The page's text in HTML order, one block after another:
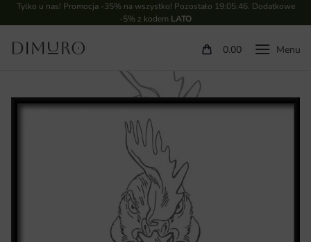
Tylko u nas! Promocja -35% na wszystko! Pozostało 19:05:45. Dodatkowe
-5% z kodem LATO
0.00